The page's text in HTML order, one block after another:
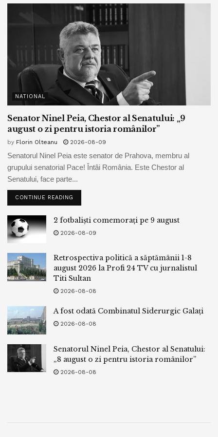
NATIONAL
Senator Ninel Peia, Chestor al Senatului: „9
august o zi pentru istoria românilor”
by Florin Olteanu 2026-08-09
Senatorul Ninel Peia este senator de Prahova, membru al
grupului senatorial Pace! Întâi România. Este Chestor al
Senatului, face parte...
CONTINUE READING
2 fotbaliști comemorați pe 9 august
2026-08-09
Retrospectiva politică a săptămânii 1-8
august 2026 la Profi 24 TV cu jurnalistul
Titi Sultan
2026-08-08
A fost odată Combinatul Siderurgic Galați
2026-08-08
Senatorul Ninel Peia, Chestor al Senatului:
„8 august o zi pentru istoria românilor”
2026-08-08